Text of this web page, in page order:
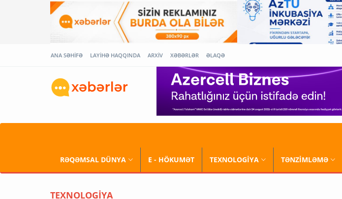
ANA SƏHİFƏ LAYİHƏ HAQQINDA ARXİV XƏBƏRLƏR ƏLAQƏ
RƏQƏMSAL DÜNYA E - HÖKUMƏT TEXNOLOGİYA TƏNZİMLƏMƏ
TEXNOLOGİYA